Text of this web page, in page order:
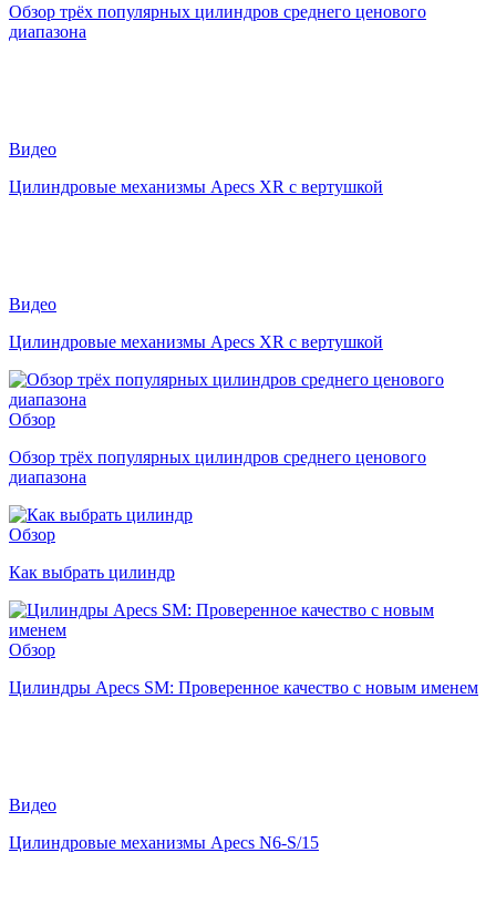
Обзор трёх популярных цилиндров среднего ценового
диапазона
Видео
Цилиндровые механизмы Apecs XR с вертушкой
Видео
Цилиндровые механизмы Apecs XR с вертушкой
Обзор
Обзор трёх популярных цилиндров среднего ценового
диапазона
Обзор
Как выбрать цилиндр
Обзор
Цилиндры Apecs SM: Проверенное качество с новым именем
Видео
Цилиндровые механизмы Apecs N6-S/15